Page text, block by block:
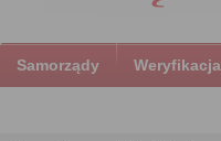
Samorządy Weryfikacja